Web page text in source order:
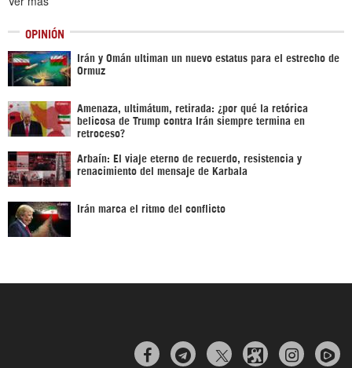
OPINIÓN
Irán y Omán ultiman un nuevo estatus para el estrecho de
Ormuz
Amenaza, ultimátum, retirada: ¿por qué la retórica
belicosa de Trump contra Irán siempre termina en
retroceso?
Arbaín: El viaje eterno de recuerdo, resistencia y
renacimiento del mensaje de Karbala
Irán marca el ritmo del conflicto
  